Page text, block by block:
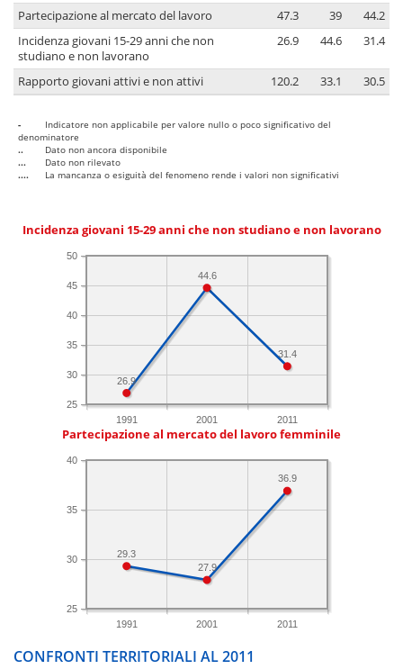
Partecipazione al mercato del lavoro 47.3 39
44.2
Incidenza giovani 15-29 anni che non
studiano e non lavorano
26.9 44.6 31.4
Rapporto giovani attivi e non attivi 120.2 33.1 30.5
-
Indicatore non applicabile per valore nullo o poco significativo del
denominatore
..
Dato non ancora disponibile
...
Dato non rilevato
....
La mancanza o esiguità del fenomeno rende i valori non significativi
Incidenza giovani 15-29 anni che non studiano e non lavorano
1991 2001 2011
25
30
35
40
45
50
31.4
44.6
26.9
Partecipazione al mercato del lavoro femminile
1991 2001 2011
25
30
35
40
36.9
27.9
29.3
CONFRONTI TERRITORIALI AL 2011